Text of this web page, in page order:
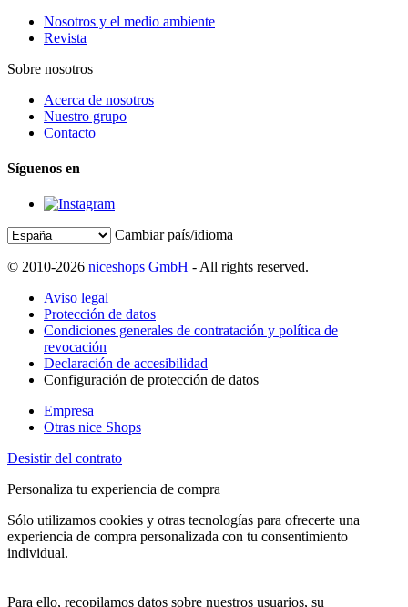
Nosotros y el medio ambiente
Revista
Sobre nosotros
Acerca de nosotros
Nuestro grupo
Contacto
Síguenos en
Cambiar país/idioma
© 2010-2026 niceshops GmbH - All rights reserved.
Aviso legal
Protección de datos
Condiciones generales de contratación y política de
revocación
Declaración de accesibilidad
Configuración de protección de datos
Empresa
Otras nice Shops
Desistir del contrato
Personaliza tu experiencia de compra
Sólo utilizamos cookies y otras tecnologías para ofrecerte una
experiencia de compra personalizada con tu consentimiento
individual.
Para ello, recopilamos datos sobre nuestros usuarios, su